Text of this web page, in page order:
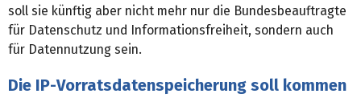
soll sie künftig aber nicht mehr nur die Bundesbeauftragte
für Datenschutz und Informationsfreiheit, sondern auch
für Datennutzung sein.
Die IP-Vorratsdatenspeicherung soll kommen